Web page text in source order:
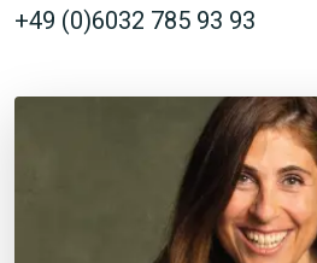
+49 (0)6032 785 93 93